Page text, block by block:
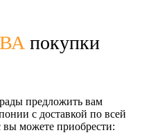
покупки
предложить вам
с доставкой по всей
можете приобрести: